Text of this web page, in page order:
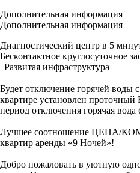
Дополнительная информация
Дополнительная информация
Диагностический центр в 5
Бесконтактное круглосуточное
| Развитая инфраструктура
Будет отключение горячей воды
квартире установлен
период отключения горячая вода
Лучшее сooтношeние ЦЕНА/
квapтиp аренды «9 Ночей»!
Добро пожаловать в уютную